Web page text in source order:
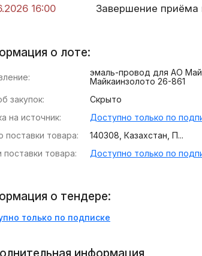
16:00
Завершение приёма
о лоте:
эмаль-провод для АО
Майкаинзолото 26-861
закупок:
Скрыто
на источник:
Доступно только по
поставки товара:
140308, Казахстан, П...
поставки товара:
Доступно только по
о тендере:
только по подписке